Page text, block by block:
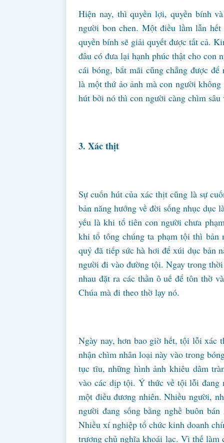
Hiện nay, thì quyền lợi, quyền bính
người bon chen. Một điều lầm lẫn
quyền bính sẽ giải quyết được tất cả.
đâu có đưa lại hạnh phúc thật cho con
cái bóng, bắt mãi cũng chẳng được
là một thứ ảo ảnh mà con người
hút bởi nó thì con người càng chìm
3. Xác thịt
Sự cuốn hút của xác thịt cũng là sự
bản năng hướng về đời sống nhục dục
yếu là khi tổ tiên con người chưa
khi tổ tông chúng ta phạm tội thì bản
quỷ đã tiếp sức hà hơi để xúi dục bản
người đi vào đường tội. Ngay trong
nhau đặt ra các thần ô uế để tôn thờ
Chúa mà đi theo thờ lạy nó.
Ngày nay, hơn bao giờ hết, tội lỗi xác
nhận chìm nhân loại này vào trong
tục tĩu, những hình ảnh khiêu dâm
vào các dịp tội. Ý thức về tội lỗi
một điều đương nhiên. Nhiều người,
người đang sống bằng nghề buôn
Nhiều xí nghiệp tổ chức kinh doanh
trương chủ nghĩa khoái lạc. Vì thế làm